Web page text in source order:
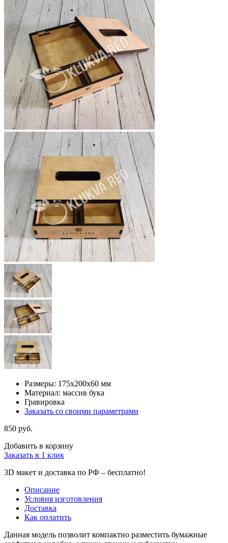
Размеры: 175х200х60 мм
Материал: массив бука
Гравировка
Заказать со своими параметрами
850 руб.
Добавить в корзину
Заказать в 1 клик
3D макет и доставка по РФ – бесплатно!
Описание
Условия изготовления
Доставка
Как оплатить
Данная модель позволит компактно разместить бумажные